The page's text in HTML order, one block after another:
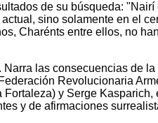
de su búsqueda:
sino solamente en el
Charénts entre ellos, no
las consecuencias de
Revolucionaria
y Serge
y de afirmaciones